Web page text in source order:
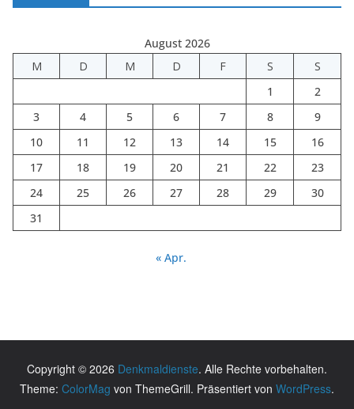
August 2026
M
D M D F S
S
1
2
3
4 5 6 7 8
9
10
11 12 13 14 15
16
17
18 19 20 21 22
23
24
25 26 27 28 29
30
31
« Apr.
Copyright © 2026 Denkmaldienste. Alle Rechte vorbehalten.
Theme: ColorMag von ThemeGrill. Präsentiert von WordPress.